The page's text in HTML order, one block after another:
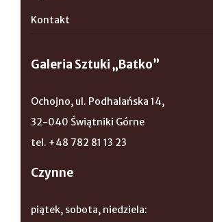
Kontakt
Galeria Sztuki „Batko”
Ochojno, ul. Podhalańska 14,
32-040 Świątniki Górne
tel. +48 782 81 13 23
Czynne
piątek, sobota, niedziela: